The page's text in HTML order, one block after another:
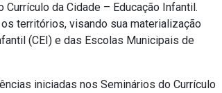
da Cidade – Educação Infantil.
territórios, visando sua materialização
(CEI) e das Escolas Municipais de
iniciadas nos Seminários do Currículo